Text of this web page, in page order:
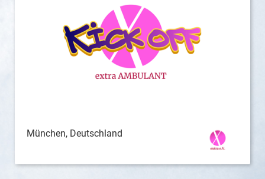
München, Deutschland